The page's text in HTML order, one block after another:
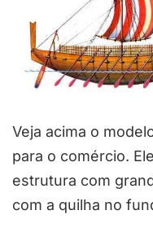
Veja acima o
para o comércio.
estrutura com
com a quilha no